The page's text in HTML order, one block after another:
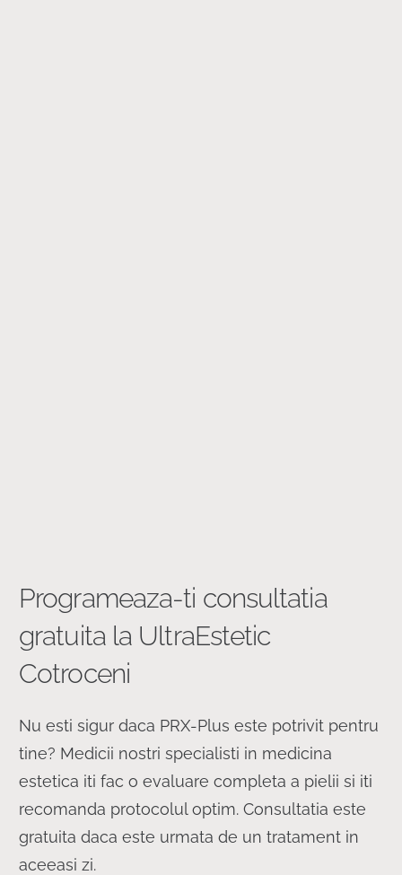
Programeaza-ti consultatia
gratuita la UltraEstetic
Cotroceni
Nu esti sigur daca PRX-Plus este potrivit pentru
tine? Medicii nostri specialisti in medicina
estetica iti fac o evaluare completa a pielii si iti
recomanda protocolul optim. Consultatia este
gratuita daca este urmata de un tratament in
aceeasi zi.